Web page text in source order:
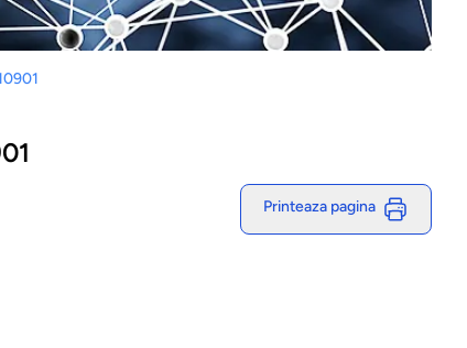
Printeaza pagina